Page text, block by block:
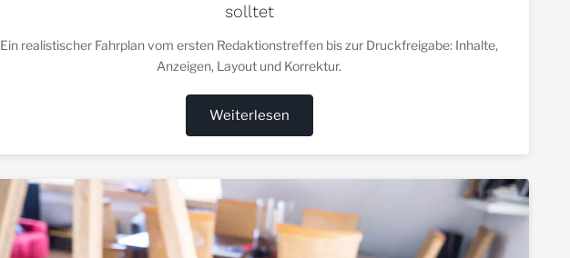
solltet
Ein realistischer Fahrplan vom ersten Redaktionstreffen bis zur Druckfreigabe: Inhalte,
Anzeigen, Layout und Korrektur.
Weiterlesen